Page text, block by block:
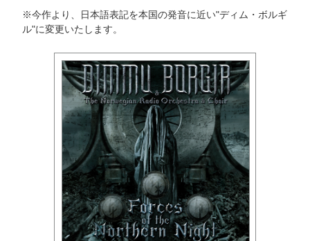
※今作より、日本語表記を本国の発音に近い"ディム・ボルギ
ル"に変更いたします。